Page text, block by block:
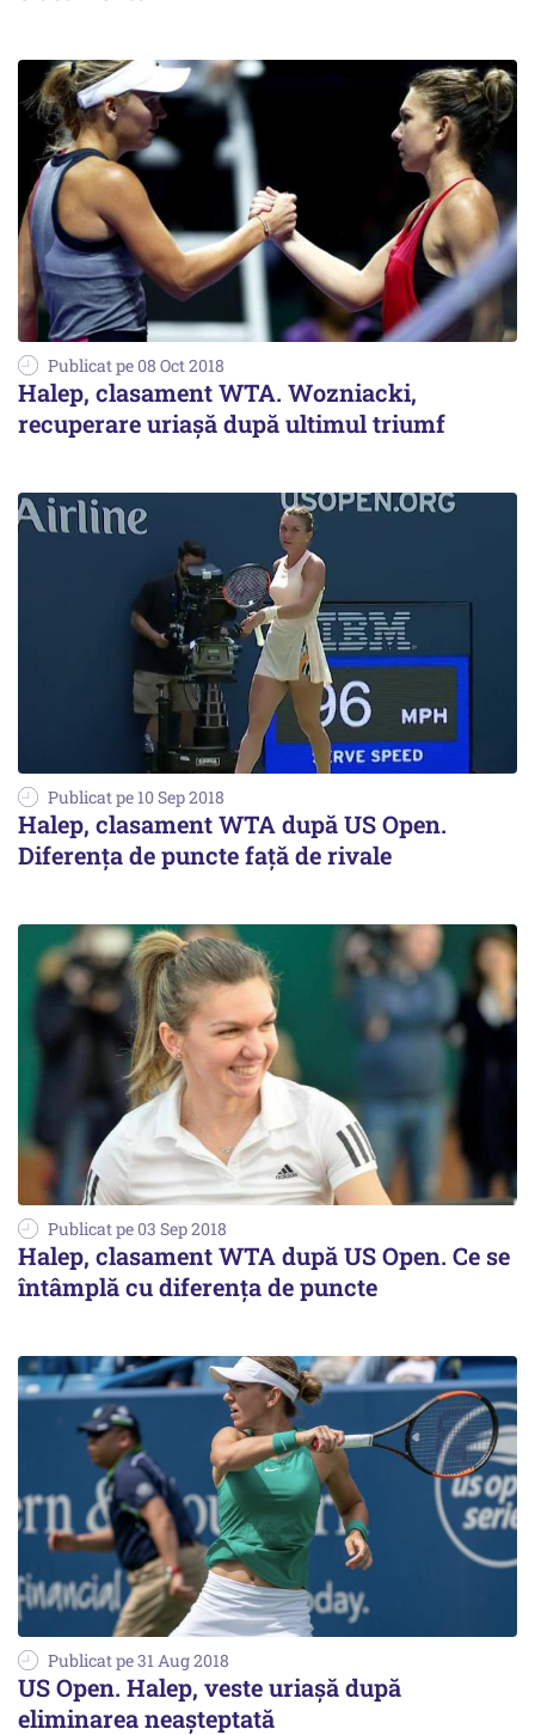
Publicat pe 08 Oct 2018
Halep, clasament WTA. Wozniacki,
recuperare uriașă după ultimul triumf
Publicat pe 10 Sep 2018
Halep, clasament WTA după US Open.
Diferența de puncte față de rivale
Publicat pe 03 Sep 2018
Halep, clasament WTA după US Open. Ce se
întâmplă cu diferența de puncte
Publicat pe 31 Aug 2018
US Open. Halep, veste uriașă după
eliminarea neașteptată